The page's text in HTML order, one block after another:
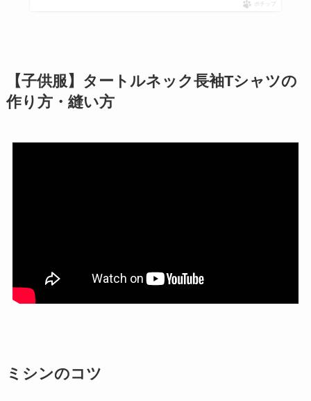
ポチップ
【子供服】タートルネック長袖Tシャツの
作り方・縫い方
ミシンのコツ